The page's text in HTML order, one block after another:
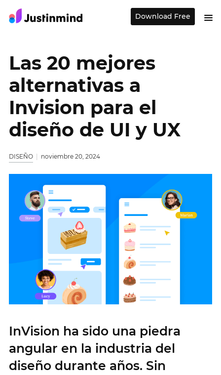
Download Free
Las 20 mejores
alternativas a
Invision para el
diseño de UI y UX
DISEÑO noviembre 20, 2024
InVision ha sido una piedra
angular en la industria del
diseño durante años. Sin